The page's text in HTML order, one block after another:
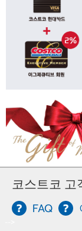
코스트코 고
FAQ